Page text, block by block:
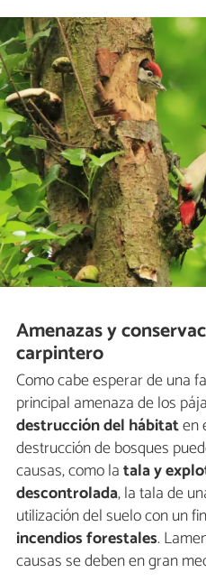
Amenazas y
carpintero
Como cabe esperar de una
principal amenaza de los
destrucción del hábitaten
destrucción de bosques
causas, como latala y
descontrolada, la tala de
utilización del suelo con un
incendios forestales.
causas se deben en gran